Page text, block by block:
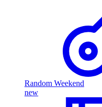
Random Weekend
new